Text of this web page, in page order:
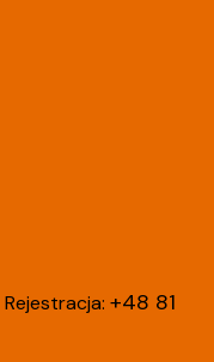
Rejestracja: +48 81